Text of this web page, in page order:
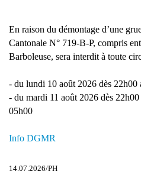
En raison du démontage d’une
Cantonale N° 719-B-P, compris
Barboleuse, sera interdit à toute
- du lundi 10 août 2026 dès
- du mardi 11 août 2026 dès
05h00
Info DGMR
14.07.2026/PH